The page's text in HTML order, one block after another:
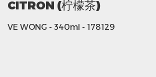
CITRON (柠檬茶)
VE WONG - 340ml - 178129